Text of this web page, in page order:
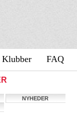
Klubber FAQ
NYHEDER